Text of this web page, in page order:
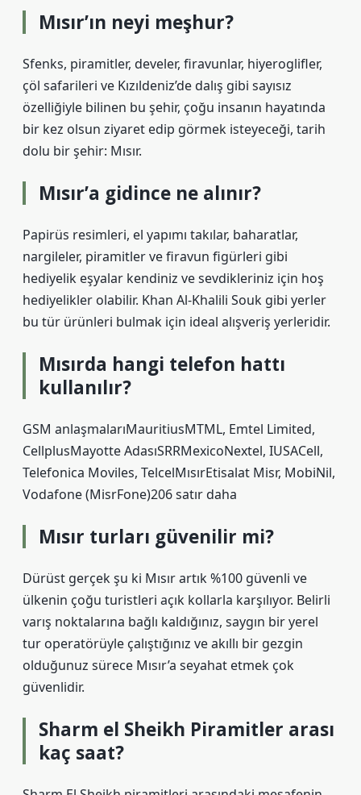
Mısır’ın neyi meşhur?
Sfenks, piramitler, develer, firavunlar, hiyeroglifler,
çöl safarileri ve Kızıldeniz’de dalış gibi sayısız
özelliğiyle bilinen bu şehir, çoğu insanın hayatında
bir kez olsun ziyaret edip görmek isteyeceği, tarih
dolu bir şehir: Mısır.
Mısır’a gidince ne alınır?
Papirüs resimleri, el yapımı takılar, baharatlar,
nargileler, piramitler ve firavun figürleri gibi
hediyelik eşyalar kendiniz ve sevdikleriniz için hoş
hediyelikler olabilir. Khan Al-Khalili Souk gibi yerler
bu tür ürünleri bulmak için ideal alışveriş yerleridir.
Mısırda hangi telefon hattı
kullanılır?
GSM anlaşmalarıMauritiusMTML, Emtel Limited,
CellplusMayotte AdasıSRRMexicoNextel, IUSACell,
Telefonica Moviles, TelcelMısırEtisalat Misr, MobiNil,
Vodafone (MisrFone)206 satır daha
Mısır turları güvenilir mi?
Dürüst gerçek şu ki Mısır artık %100 güvenli ve
ülkenin çoğu turistleri açık kollarla karşılıyor. Belirli
varış noktalarına bağlı kaldığınız, saygın bir yerel
tur operatörüyle çalıştığınız ve akıllı bir gezgin
olduğunuz sürece Mısır’a seyahat etmek çok
güvenlidir.
Sharm el Sheikh Piramitler arası
kaç saat?